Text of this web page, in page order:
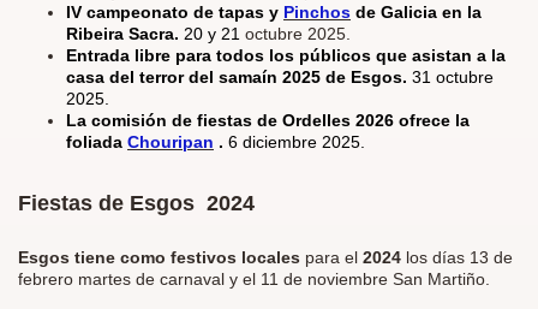
IV campeonato de tapas y Pinchos de Galicia en la
Ribeira Sacra. 20 y 21 octubre 2025.
Entrada libre para todos los públicos que asistan a la
casa del terror del samaín 2025 de Esgos. 31 octubre
2025.
La comisión de fiestas de Ordelles 2026 ofrece la
foliada Chouripan . 6 diciembre 2025.
Fiestas de Esgos 2024
Esgos tiene como festivos locales para el 2024 los días 13 de
febrero martes de carnaval y el 11 de noviembre San Martiño.